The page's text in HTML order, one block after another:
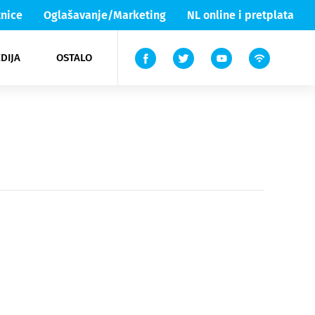
Oglašavanje/Marketing NL online i pretplata
OSTALO
Lika & Senj
TV